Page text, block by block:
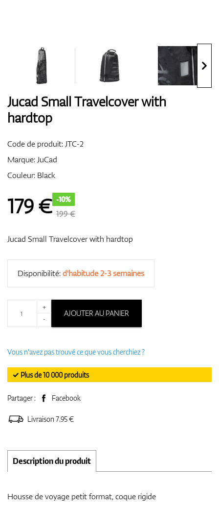
Sacs
Jucad Small Travelcover with
hardtop
Code de produit:JTC-2
Marque:JuCad
Couleur: Black
179€ -10%
199 €
Jucad Small Travelcover with hardtop
Disponibilité:d'habitude 2-3 semaines
+
-
AJOUTER AU PANIER
Vous n'avez pas trouvé ce que vous cherchiez ?
✓ Plus de 10 000 produits
Partager : Facebook
Livraison 7.95 €
Description du produit
Housse de voyage petit format, coque rigide